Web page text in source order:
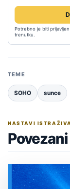
Potrebno je biti
trenutku.
TEME
SOHO sunce
NASTAVI